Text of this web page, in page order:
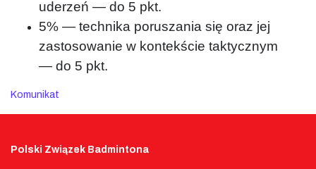
uderzeń — do 5 pkt.
5% — technika poruszania się oraz jej
zastosowanie w kontekście taktycznym
— do 5 pkt.
Komunikat
Polski Związek Badmintona